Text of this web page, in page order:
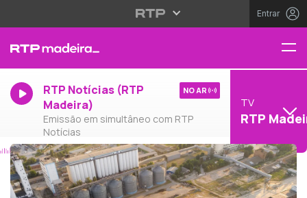
Entrar
RTP Notícias (RTP
Madeira)
Emissão em simultâneo com RTP
Notícias
NO AR
TV
RTP